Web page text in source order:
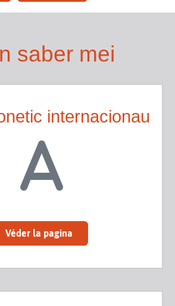
saber mei
internacionau
Véder la pagina